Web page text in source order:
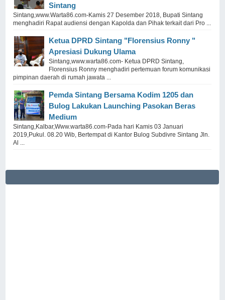
Sintang
Sintang,www.Warta86.com-Kamis 27 Desember 2018, Bupati Sintang
menghadiri Rapat audiensi dengan Kapolda dan Pihak terkait dari Pro ...
Ketua DPRD Sintang "Florensius Ronny "
Apresiasi Dukung Ulama
Sintang,www.warta86.com- Ketua DPRD Sintang,
Florensius Ronny menghadiri pertemuan forum komunikasi
pimpinan daerah di rumah jawata ...
Pemda Sintang Bersama Kodim 1205 dan
Bulog Lakukan Launching Pasokan Beras
Medium
Sintang,Kalbar,Www.warta86.com-Pada hari Kamis 03 Januari
2019,Pukul. 08.20 Wib, Bertempat di Kantor Bulog Subdivre Sintang Jln.
Al ...